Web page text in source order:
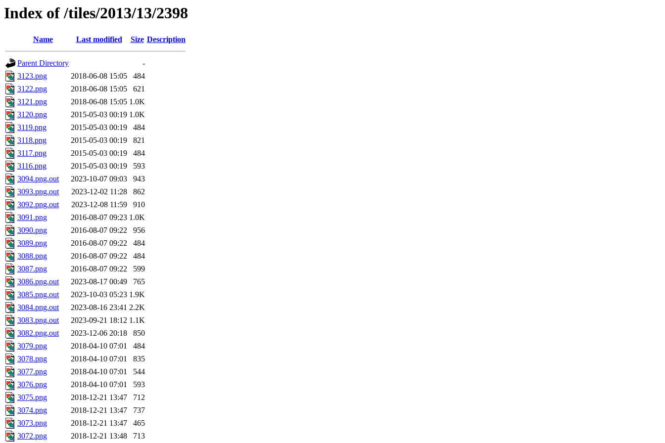
Index of /tiles/2013/13/2398
Name Last modified Size Description
Parent Directory
-
3123.png
2018-06-08 15:05
484
3122.png
2018-06-08 15:05
621
3121.png
2018-06-08 15:05 1.0K
3120.png
2015-05-03 00:19 1.0K
3119.png
2015-05-03 00:19
484
3118.png
2015-05-03 00:19
821
3117.png
2015-05-03 00:19
484
3116.png
2015-05-03 00:19
593
3094.png.out
2023-10-07 09:03
943
3093.png.out
2023-12-02 11:28
862
3092.png.out
2023-12-08 11:59
910
3091.png
2016-08-07 09:23 1.0K
3090.png
2016-08-07 09:22
956
3089.png
2016-08-07 09:22
484
3088.png
2016-08-07 09:22
484
3087.png
2016-08-07 09:22
599
3086.png.out
2023-08-17 00:49
765
3085.png.out
2023-10-03 05:23 1.9K
3084.png.out
2023-08-16 23:41 2.2K
3083.png.out
2023-09-21 18:12 1.1K
3082.png.out
2023-12-06 20:18
850
3079.png
2018-04-10 07:01
484
3078.png
2018-04-10 07:01
835
3077.png
2018-04-10 07:01
544
3076.png
2018-04-10 07:01
593
3075.png
2018-12-21 13:47
712
3074.png
2018-12-21 13:47
737
3073.png
2018-12-21 13:47
465
3072.png
2018-12-21 13:48 713